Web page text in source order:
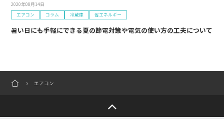
2020年08月14日
エアコン
コラム 冷蔵庫 省エネルギー
暑い日にも手軽にできる夏の節電対策や電気の使い方の工夫について
エアコン